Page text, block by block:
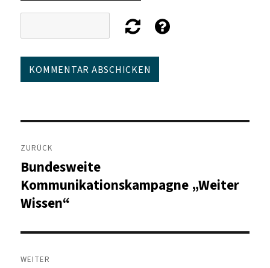
Beitragsnavigation
ZURÜCK
Vorheriger
Beitrag:
Bundesweite
Kommunikationskampagne „Weiter
Wissen“
WEITER